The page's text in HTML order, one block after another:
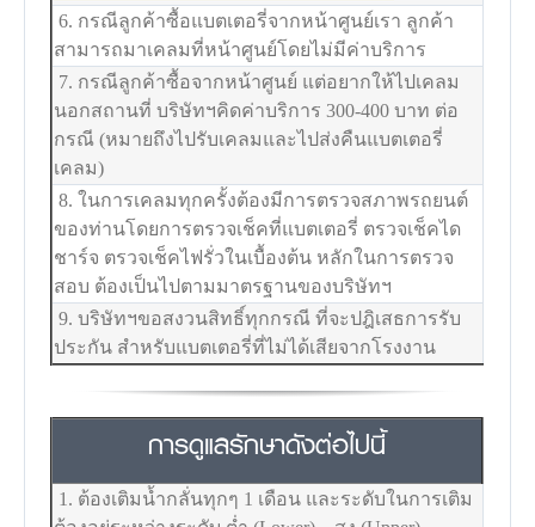
6. กรณีลูกค้าซื้อแบตเตอรี่จากหน้าศูนย์เรา ลูกค้า
สามารถมาเคลมที่หน้าศูนย์โดยไม่มีค่าบริการ
7. กรณีลูกค้าซื้อจากหน้าศูนย์ แต่อยากให้ไปเคลม
นอกสถานที่ บริษัทฯคิดค่าบริการ 300-400 บาท ต่อ
กรณี (หมายถึงไปรับเคลมและไปส่งคืนแบตเตอรี่
เคลม)
8. ในการเคลมทุกครั้งต้องมีการตรวจสภาพรถยนต์
ของท่านโดยการตรวจเช็คที่แบตเตอรี่ ตรวจเช็คได
ชาร์จ ตรวจเช็คไฟรั่วในเบื้องต้น หลักในการตรวจ
สอบ ต้องเป็นไปตามมาตรฐานของบริษัทฯ
9. บริษัทฯขอสงวนสิทธิ์ทุกกรณี ที่จะปฎิเสธการรับ
ประกัน สำหรับแบตเตอรี่ที่ไม่ได้เสียจากโรงงาน
การดูแลรักษาดังต่อไปนี้
1. ต้องเติมน้ำกลั่นทุกๆ 1 เดือน และระดับในการเติม